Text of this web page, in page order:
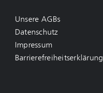
Unsere AGBs
Datenschutz
Impressum
Barrierefreiheitserklärung